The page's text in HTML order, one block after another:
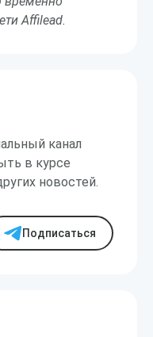
Affilead.
канал
в курсе
новостей.
Подписаться